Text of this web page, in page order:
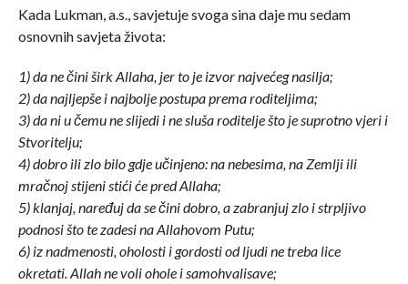
Kada Lukman, a.s., savjetuje svoga sina daje mu sedam
osnovnih savjeta života:
1) da ne čini širk Allaha, jer to je izvor najvećeg nasilja;
2) da najljepše i najbolje postupa prema roditeljima;
3) da ni u čemu ne slijedi i ne sluša roditelje što je suprotno vjeri i
Stvoritelju;
4) dobro ili zlo bilo gdje učinjeno: na nebesima, na Zemlji ili
mračnoj stijeni stići će pred Allaha;
5) klanjaj, naređuj da se čini dobro, a zabranjuj zlo i strpljivo
podnosi što te zadesi na Allahovom Putu;
6) iz nadmenosti, oholosti i gordosti od ljudi ne treba lice
okretati. Allah ne voli ohole i samohvalisave;